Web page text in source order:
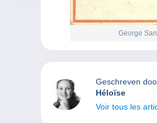
George
Geschreven
Héloïse
Voir tous les